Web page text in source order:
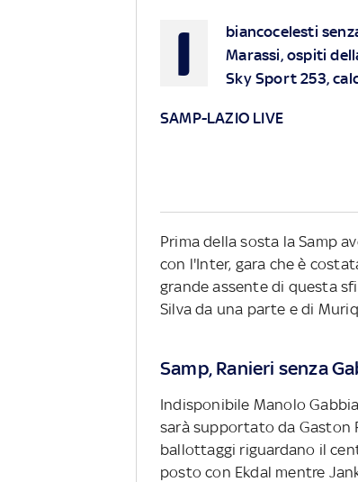
I
biancocelesti
Marassi, ospiti
Sky Sport 253,
SAMP-LAZIO LIVE
Prima della sosta la Samp
con l'Inter, gara che è
grande assente di questa
Silva da una parte e di
Samp, Ranieri senza
Indisponibile Manolo
sarà supportato da Gaston
ballottaggi riguardano il
posto con Ekdal mentre